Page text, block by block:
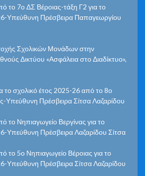
το 7ο ΔΣ Βέροιας-τάξη Γ2 για το
Υπεύθυνη Πρέσβειρα Παπαγεωργίου
Σχολικών Μονάδων στην
Δικτύου «Ασφάλεια στο Διαδίκτυο»,
το σχολικό έτος 2025-26 από το 8ο
Υπεύθυνη Πρέσβειρα Σίτσα Λαζαρίδου
το Νηπιαγωγείο Βεργίνας για το
Υπεύθυνη Πρέσβειρα Λαζαρίδου Σίτσα
το 5ο Νηπιαγωγείο Βέροιας για το
Υπεύθυνη Πρέσβειρα Σίτσα Λαζαρίδου